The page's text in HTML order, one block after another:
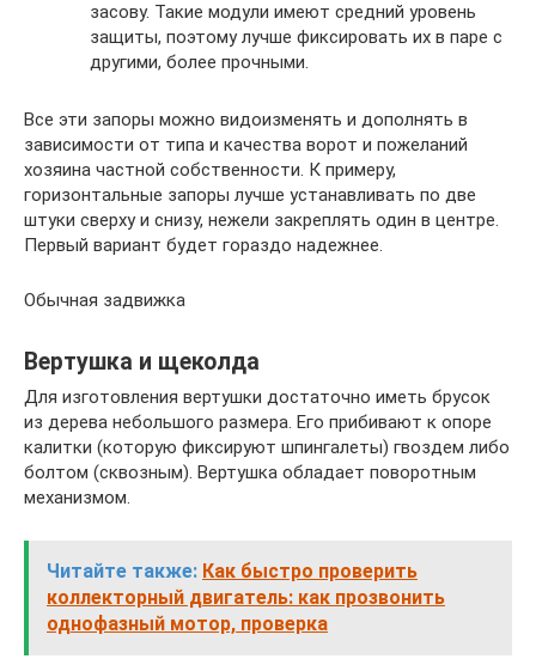
засову. Такие модули имеют средний уровень
защиты, поэтому лучше фиксировать их в паре с
другими, более прочными.
Все эти запоры можно видоизменять и дополнять в
зависимости от типа и качества ворот и пожеланий
хозяина частной собственности. К примеру,
горизонтальные запоры лучше устанавливать по две
штуки сверху и снизу, нежели закреплять один в центре.
Первый вариант будет гораздо надежнее.
Обычная задвижка
Вертушка и щеколда
Для изготовления вертушки достаточно иметь брусок
из дерева небольшого размера. Его прибивают к опоре
калитки (которую фиксируют шпингалеты) гвоздем либо
болтом (сквозным). Вертушка обладает поворотным
механизмом.
Читайте также: Как быстро проверить
коллекторный двигатель: как прозвонить
однофазный мотор, проверка